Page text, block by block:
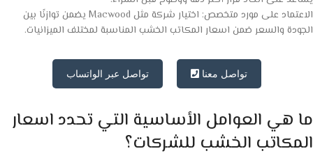
الاعتماد على مورد متخصص: اختيار شركة مثل Macwood يضمن توازنًا بين
الجودة والسعر ضمن اسعار المكاتب الخشب المناسبة لمختلف الميزانيات.
تواصل معنا تواصل عبر الواتساب
ما هي العوامل الأساسية التي تحدد اسعار
المكاتب الخشب للشركات؟